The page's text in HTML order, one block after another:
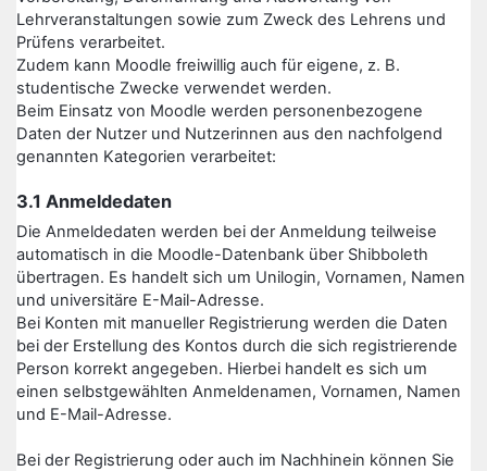
Lehrveranstaltungen sowie zum Zweck des Lehrens und
Prüfens verarbeitet.
Zudem kann Moodle freiwillig auch für eigene, z. B.
studentische Zwecke verwendet werden.
Beim Einsatz von Moodle werden personenbezogene
Daten der Nutzer und Nutzerinnen aus den nachfolgend
genannten Kategorien verarbeitet:
3.1 Anmeldedaten
Die Anmeldedaten werden bei der Anmeldung teilweise
automatisch in die Moodle-Datenbank über Shibboleth
übertragen. Es handelt sich um Unilogin, Vornamen, Namen
und universitäre E-Mail-Adresse.
Bei Konten mit manueller Registrierung werden die Daten
bei der Erstellung des Kontos durch die sich registrierende
Person korrekt angegeben. Hierbei handelt es sich um
einen selbstgewählten Anmeldenamen, Vornamen, Namen
und E-Mail-Adresse.
Bei der Registrierung oder auch im Nachhinein können Sie